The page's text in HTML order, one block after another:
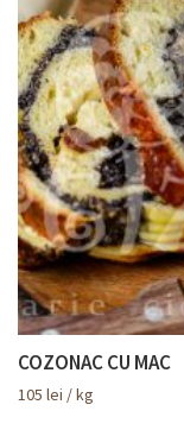
COZONAC CU MAC
105 lei / kg